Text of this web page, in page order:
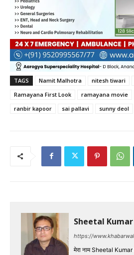
TAGS Namit Malhotra nitesh tiwari
Ramayana First Look
ramayana movie
ranbir kapoor
sai pallavi sunny deol
Sheetal
https://
मेरा नाम Sheetal